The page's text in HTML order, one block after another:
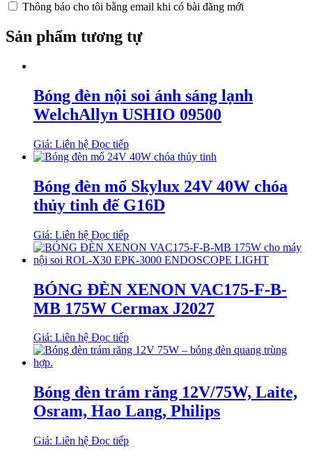
Thông báo cho tôi bằng email khi có bài đăng mới
Sản phẩm tương tự
Bóng đèn nội soi ánh sáng lạnh
WelchAllyn USHIO 09500
Giá: Liên hệ Đọc tiếp
Bóng đèn mổ Skylux 24V 40W chóa
thủy tinh đế G16D
Giá: Liên hệ Đọc tiếp
BÓNG ĐÈN XENON VAC175-F-B-
MB 175W Cermax J2027
Giá: Liên hệ Đọc tiếp
Bóng đèn trám răng 12V/75W, Laite,
Osram, Hao Lang, Philips
Giá: Liên hệ Đọc tiếp